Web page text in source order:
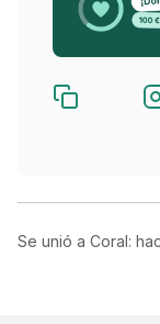
Se unió a Coral: